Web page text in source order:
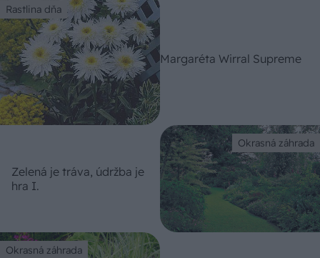
Rastlina dňa
Margaréta Wirral Supreme
Okrasná záhrada
Zelená je tráva, údržba je
hra I.
Okrasná záhrada